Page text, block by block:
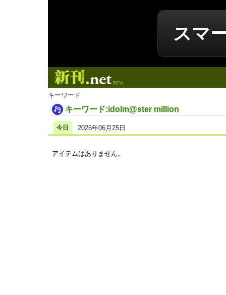
スマ
キーワード
キーワード:idolm@ster million
今日 2026年06月25日
アイテムはありません。